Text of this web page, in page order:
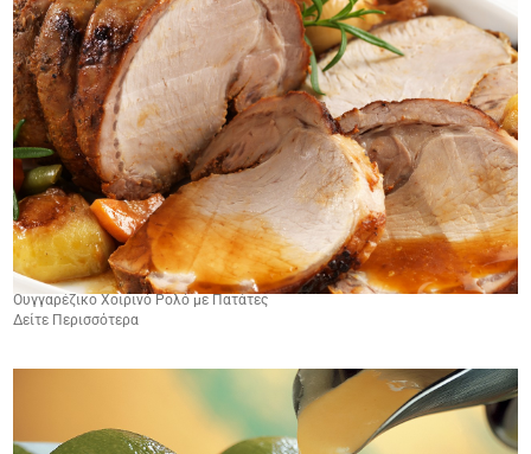
Ουγγαρέζικο Χοιρινό Ρολό με Πατάτες
Δείτε Περισσότερα